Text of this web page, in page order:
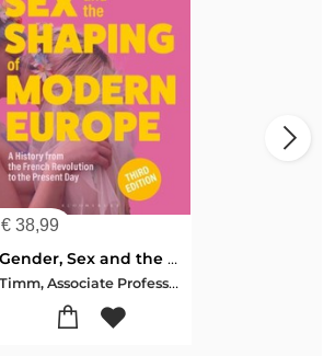
€38,99
Gender, Sex and the Shaping of Modern Europe
Timm, Associate Professor Annette F. (University of Calgary, Canada)-Sanborn, Joshua A. (Layafette College, USA)